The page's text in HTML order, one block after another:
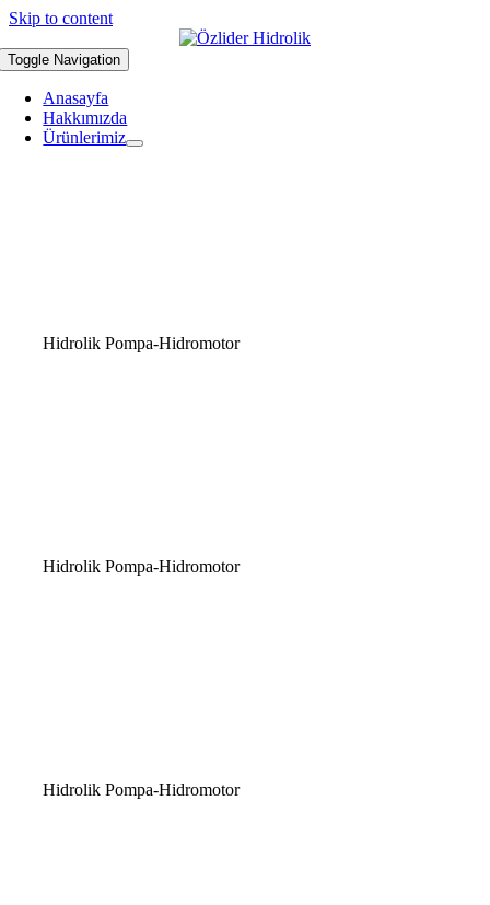
Skip to content
Toggle Navigation
Anasayfa
Hakkımızda
Ürünlerimiz
Hidrolik Pompa-Hidromotor
Hidrolik Pompa-Hidromotor
Hidrolik Pompa-Hidromotor